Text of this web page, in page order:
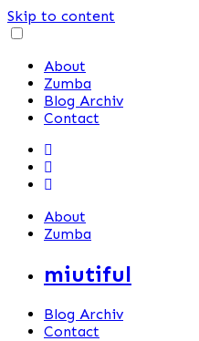
Skip to content
About
Zumba
Blog Archiv
Contact
About
Zumba
miutiful
Blog Archiv
Contact